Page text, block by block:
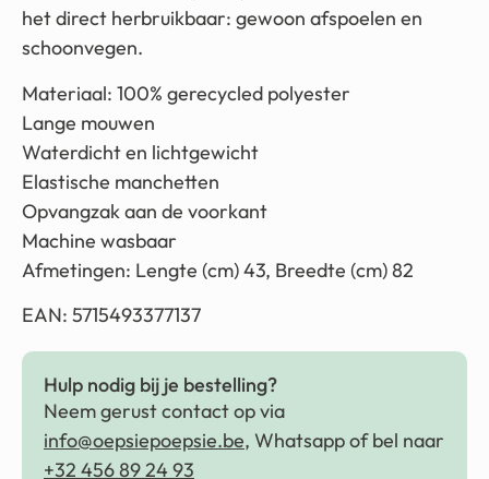
het direct herbruikbaar: gewoon afspoelen en
schoonvegen.
Materiaal: 100% gerecycled polyester
Lange mouwen
Waterdicht en lichtgewicht
Elastische manchetten
Opvangzak aan de voorkant
Machine wasbaar
Afmetingen: Lengte (cm) 43, Breedte (cm) 82
EAN: 5715493377137
Hulp nodig bij je bestelling?
Neem gerust contact op via
info@oepsiepoepsie.be, Whatsapp of bel naar
+32 456 89 24 93